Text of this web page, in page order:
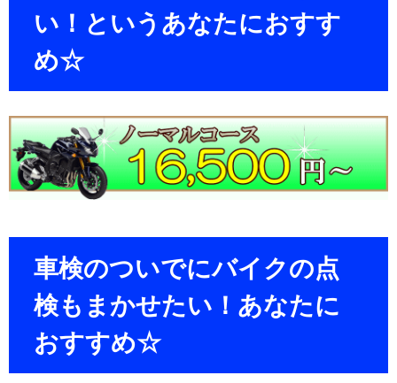
い！というあなたにおすす
め☆
車検のついでにバイクの点
検もまかせたい！あなたに
おすすめ☆